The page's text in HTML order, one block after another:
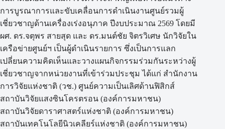
การบูรณาการและขับเคลื่อนการดำเนินงานศูนย์รวมผู้
เชี่ยวชาญด้านเครื่องเร่งอนุภาค ปีงบประมาณ 2569 โดยมี
ผศ. ดร.จตุพร สายสุด และ ดร.มนต์ชัย จิตรวิเศษ นักวิจัยใน
เครือข่ายศูนย์ฯ เป็นผู้ดำเนินรายการ ซึ่งเป็นการแลก
เปลี่ยนความคิดเห็นและวางแผนกิจกรรมร่วมกันระหว่างผู้
เชี่ยวชาญจากหน่วยงานที่เข้าร่วมประชุม ได้แก่ สำนักงาน
การวิจัยแห่งชาติ (วช.) ศูนย์ความเป็นเลิศด้านฟิสิกส์
สถาบันวิจัยแสงซินโครตรอน (องค์การมหาชน)
สถาบันวิจัยดาราศาสตร์แห่งชาติ (องค์การมหาชน)
สถาบันเทคโนโลยีนิวเคลียร์แห่งชาติ (องค์การมหาชน)